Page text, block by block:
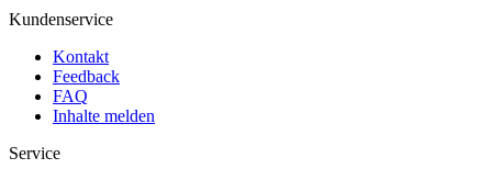
Kundenservice
Kontakt
Feedback
FAQ
Inhalte melden
Service